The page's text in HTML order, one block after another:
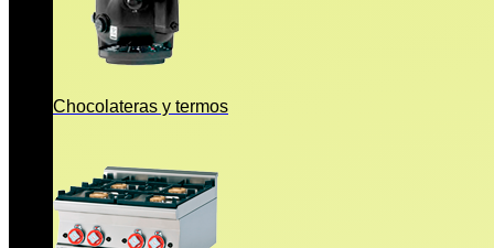
Chocolateras y termos